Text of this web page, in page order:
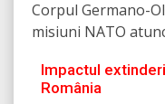
Corpul Germano-
misiuni NATO
Impactul
România